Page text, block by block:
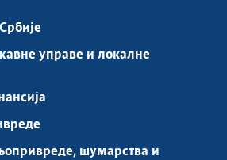
управе и локалне
шумарства и